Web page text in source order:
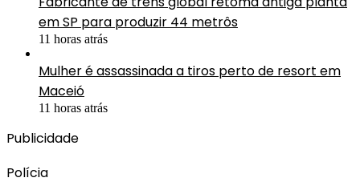
em SP para produzir 44 metrôs
11 horas atrás
Mulher é assassinada a tiros perto de resort em
Maceió
11 horas atrás
Publicidade
Polícia